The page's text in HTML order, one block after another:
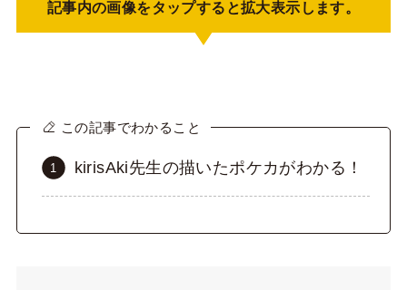
記事内の画像をタップすると拡大表示します。
この記事でわかること
kirisAki先生の描いたポケカがわかる！